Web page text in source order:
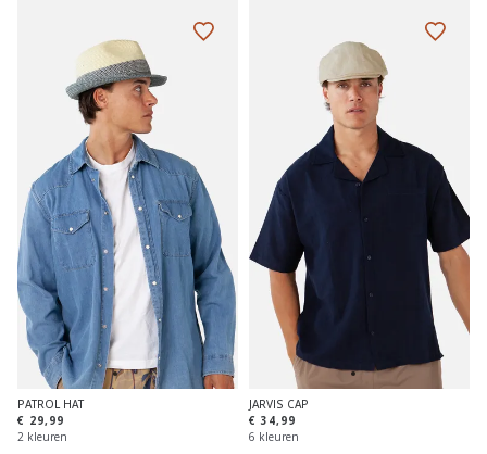
PATROL HAT
€ 29,99
2 kleuren
JARVIS CAP
€ 34,99
6 kleuren